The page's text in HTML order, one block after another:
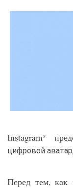
Instagram*
цифровой
Перед тем, как